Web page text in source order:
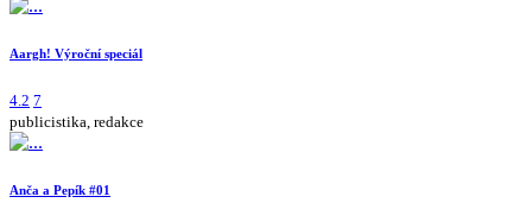
Aargh! Výroční speciál
4.2 7
publicistika, redakce
Anča a Pepík #01